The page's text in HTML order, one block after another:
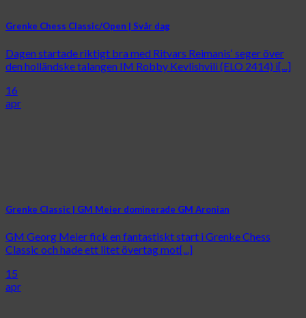
Grenke Chess Classic/Open | Svår dag
Dagen startade riktigt bra med Ritvars Reimanis‘ seger över
den holländske talangen IM Robby Kevlishvili (ELO 2414) i[...]
16
apr
Grenke Classic | GM Meier dominerade GM Aronian
GM Georg Meier fick en fantastiskt start i Grenke Chess
Classic och hade ett litet övertag mot[...]
15
apr